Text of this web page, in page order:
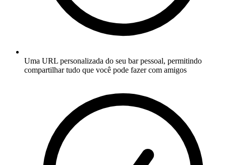
Uma URL personalizada do seu bar pessoal, permitindo
compartilhar tudo que você pode fazer com amigos